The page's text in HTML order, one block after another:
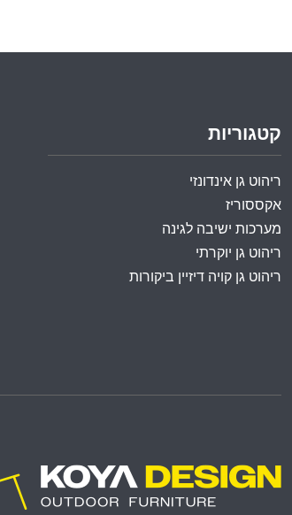
קטגוריות
ריהוט גן אינדונזי
אקססוריז
מערכות ישיבה לגינה
ריהוט גן יוקרתי
ריהוט גן קויה דיזיין ביקורות